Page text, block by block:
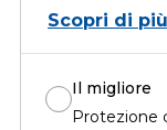
Scopri di più
Il migliore
Protezione